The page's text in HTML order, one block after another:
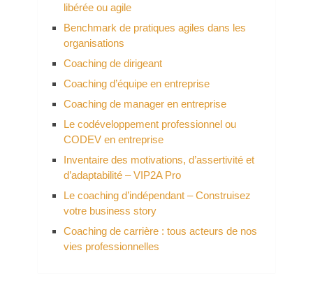
libérée ou agile
Benchmark de pratiques agiles dans les
organisations
Coaching de dirigeant
Coaching d’équipe en entreprise
Coaching de manager en entreprise
Le codéveloppement professionnel ou
CODEV en entreprise
Inventaire des motivations, d’assertivité et
d’adaptabilité – VIP2A Pro
Le coaching d’indépendant – Construisez
votre business story
Coaching de carrière : tous acteurs de nos
vies professionnelles